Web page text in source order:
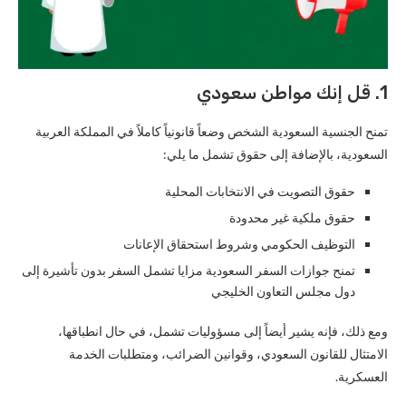
1. قل إنك مواطن سعودي
تمنح الجنسية السعودية الشخص وضعاً قانونياً كاملاً في المملكة العربية
السعودية، بالإضافة إلى حقوق تشمل ما يلي:
حقوق التصويت في الانتخابات المحلية
حقوق ملكية غير محدودة
التوظيف الحكومي وشروط استحقاق الإعانات
تمنح جوازات السفر السعودية مزايا تشمل السفر بدون تأشيرة إلى
دول مجلس التعاون الخليجي
ومع ذلك، فإنه يشير أيضاً إلى مسؤوليات تشمل، في حال انطباقها،
الامتثال للقانون السعودي، وقوانين الضرائب، ومتطلبات الخدمة
العسكرية.